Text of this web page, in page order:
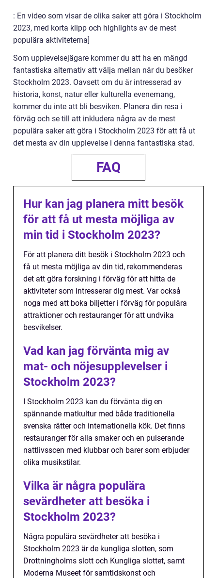
: En video som visar de olika saker att göra i Stockholm
2023, med korta klipp och highlights av de mest
populära aktiviteterna]
Som upplevelsejägare kommer du att ha en mängd
fantastiska alternativ att välja mellan när du besöker
Stockholm 2023. Oavsett om du är intresserad av
historia, konst, natur eller kulturella evenemang,
kommer du inte att bli besviken. Planera din resa i
förväg och se till att inkludera några av de mest
populära saker att göra i Stockholm 2023 för att få ut
det mesta av din upplevelse i denna fantastiska stad.
FAQ
Hur kan jag planera mitt besök
för att få ut mesta möjliga av
min tid i Stockholm 2023?
För att planera ditt besök i Stockholm 2023 och
få ut mesta möjliga av din tid, rekommenderas
det att göra forskning i förväg för att hitta de
aktiviteter som intresserar dig mest. Var också
noga med att boka biljetter i förväg för populära
attraktioner och restauranger för att undvika
besvikelser.
Vad kan jag förvänta mig av
mat- och nöjesupplevelser i
Stockholm 2023?
I Stockholm 2023 kan du förvänta dig en
spännande matkultur med både traditionella
svenska rätter och internationella kök. Det finns
restauranger för alla smaker och en pulserande
nattlivsscen med klubbar och barer som erbjuder
olika musikstilar.
Vilka är några populära
sevärdheter att besöka i
Stockholm 2023?
Några populära sevärdheter att besöka i
Stockholm 2023 är de kungliga slotten, som
Drottningholms slott och Kungliga slottet, samt
Moderna Museet för samtidskonst och